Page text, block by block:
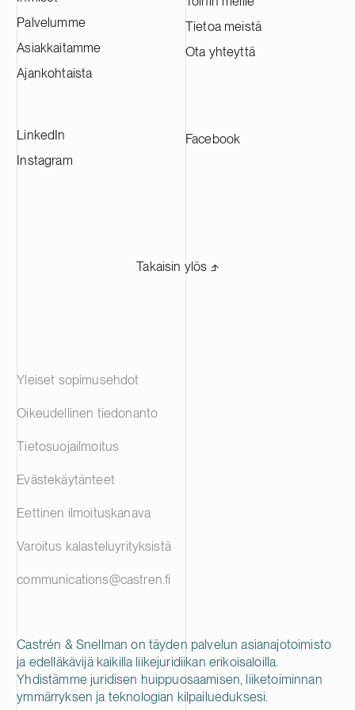
000 tonnia katodiaktiivimateriaalia.
Tehtaasta tulee yksi Euroopan suurimmista
CAM-tuotantolaitoksista, ja se tulee
toimittamaan materiaaleja johtaville
Palvelumme
Asiakkaitamme
Ajankohtaista
Tietoa meistä
Ota yhteyttä
LinkedIn
Instagram
Facebook
Takaisin ylös ⬏
Castrén & Snellman on täyden palvelun asianajotoimisto
ja edelläkävijä kaikilla liikejuridiikan erikoisaloilla.
Yhdistämme juridisen huippuosaamisen, liiketoiminnan
ymmärryksen ja teknologian kilpailueduksesi.
Yleiset sopimusehdot
Oikeudellinen tiedonanto
Tietosuojailmoitus
Evästekäytänteet
Eettinen ilmoituskanava
Varoitus kalasteluyrityksistä
communications@castren.fi